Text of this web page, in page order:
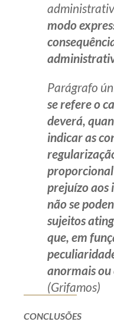
modo
Parágrafo
se refere o
deverá,
indicar as
proporcional
prejuízo aos
não se
sujeitos
que, em
anormais ou
(Grifamos)
CONCLUSÕES